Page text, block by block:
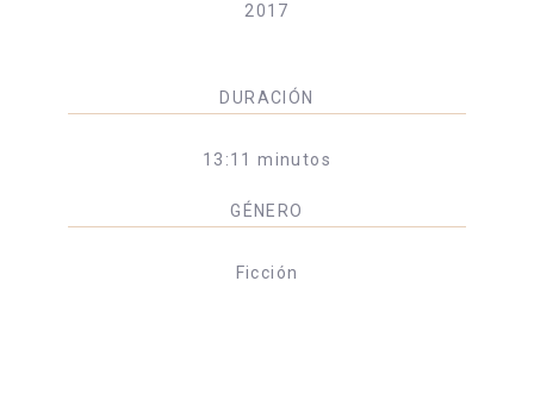
2017
DURACIÓN
13:11 minutos
GÉNERO
Ficción